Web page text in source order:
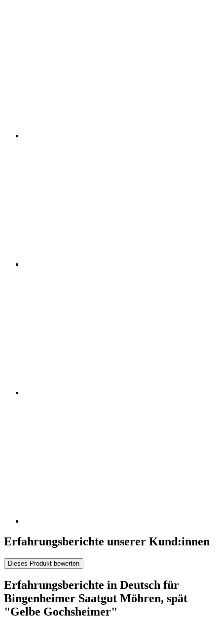
Erfahrungsberichte unserer Kund:innen
Dieses Produkt bewerten
Erfahrungsberichte in Deutsch für
Bingenheimer Saatgut Möhren, spät
"Gelbe Gochsheimer"